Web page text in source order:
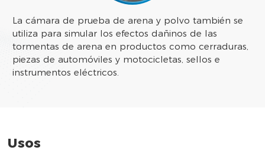
La cámara de prueba de arena y polvo también se
utiliza para simular los efectos dañinos de las
tormentas de arena en productos como cerraduras,
piezas de automóviles y motocicletas, sellos e
instrumentos eléctricos.
Usos